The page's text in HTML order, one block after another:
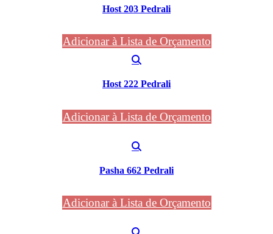
Host 203 Pedrali
Adicionar à Lista de Orçamento
Host 222 Pedrali
Adicionar à Lista de Orçamento
Pasha 662 Pedrali
Adicionar à Lista de Orçamento